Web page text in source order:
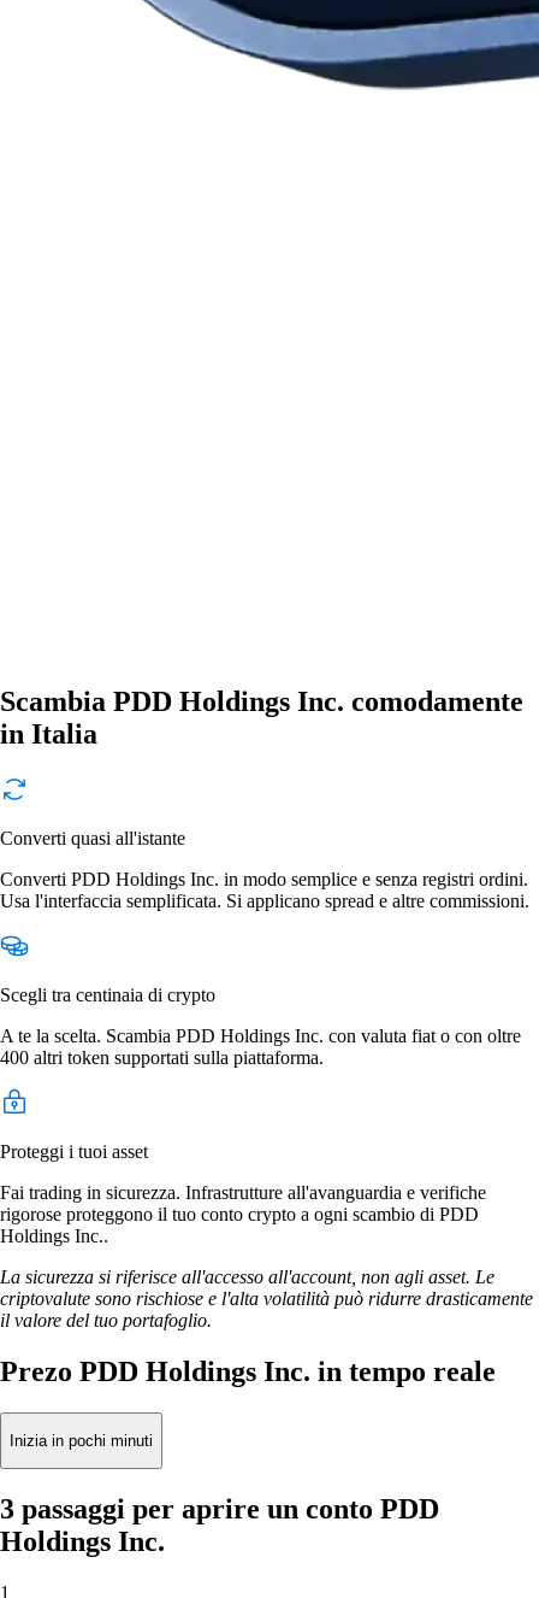
Scambia PDD Holdings Inc. comodamente
in Italia
Converti quasi all'istante
Converti PDD Holdings Inc. in modo semplice e senza registri ordini.
Usa l'interfaccia semplificata. Si applicano spread e altre commissioni.
Scegli tra centinaia di crypto
A te la scelta. Scambia PDD Holdings Inc. con valuta fiat o con oltre
400 altri token supportati sulla piattaforma.
Proteggi i tuoi asset
Fai trading in sicurezza. Infrastrutture all'avanguardia e verifiche
rigorose proteggono il tuo conto crypto a ogni scambio di PDD
Holdings Inc..
La sicurezza si riferisce all'accesso all'account, non agli asset. Le
criptovalute sono rischiose e l'alta volatilità può ridurre drasticamente
il valore del tuo portafoglio.
Prezo PDD Holdings Inc. in tempo reale
Inizia in pochi minuti
3 passaggi per aprire un conto PDD
Holdings Inc.
1